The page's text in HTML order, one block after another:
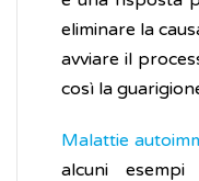
eliminare la
avviare il
così la
Malattie
alcuni